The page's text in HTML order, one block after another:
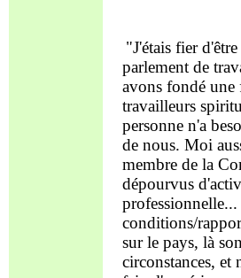
"J'étais fier
parlement de
avons fondé une
travailleurs
personne n'a
de nous. Moi
membre de la
dépourvus
professionnelle...
conditions/
sur le pays, là
circonstances, et